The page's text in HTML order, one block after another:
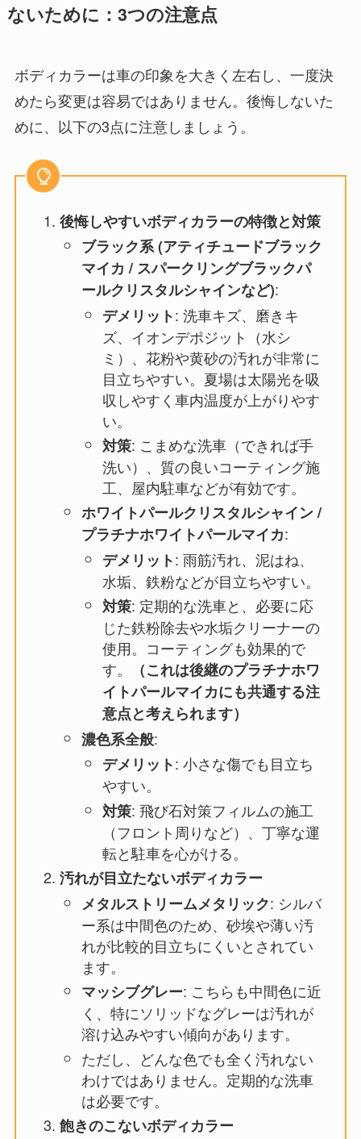
ないために：3つの注意点
ボディカラーは車の印象を大きく左右し、一度決
めたら変更は容易ではありません。後悔しないた
めに、以下の3点に注意しましょう。
後悔しやすいボディカラーの特徴と対策
ブラック系 (アティチュードブラック
マイカ / スパークリングブラックパ
ールクリスタルシャインなど):
デメリット: 洗車キズ、磨きキ
ズ、イオンデポジット（水シ
ミ）、花粉や黄砂の汚れが非常に
目立ちやすい。夏場は太陽光を吸
収しやすく車内温度が上がりやす
い。
対策: こまめな洗車（できれば手
洗い）、質の良いコーティング施
工、屋内駐車などが有効です。
ホワイトパールクリスタルシャイン /
プラチナホワイトパールマイカ:
デメリット: 雨筋汚れ、泥はね、
水垢、鉄粉などが目立ちやすい。
対策: 定期的な洗車と、必要に応
じた鉄粉除去や水垢クリーナーの
使用。コーティングも効果的で
す。
（これは後継のプラチナホワ
イトパールマイカにも共通する注
意点と考えられます）
濃色系全般:
デメリット: 小さな傷でも目立ち
やすい。
対策: 飛び石対策フィルムの施工
（フロント周りなど）、丁寧な運
転と駐車を心がける。
汚れが目立たないボディカラー
メタルストリームメタリック: シルバ
ー系は中間色のため、砂埃や薄い汚
れが比較的目立ちにくいとされてい
ます。
マッシブグレー: こちらも中間色に近
く、特にソリッドなグレーは汚れが
溶け込みやすい傾向があります。
ただし、どんな色でも全く汚れない
わけではありません。定期的な洗車
は必要です。
飽きのこないボディカラー